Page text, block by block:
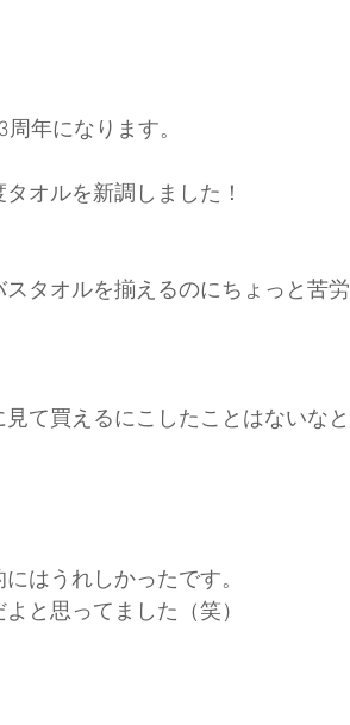
年になります。
オルを新調しました！
タオルを揃えるのにちょっと苦労
て買えるにこしたことはないなと
はうれしかったです。
と思ってました（笑）